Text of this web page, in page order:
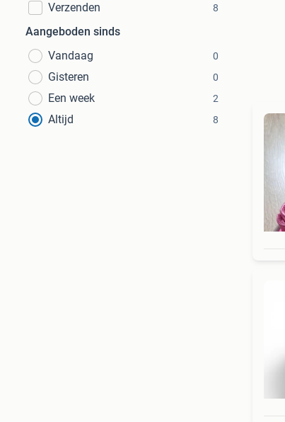
Verzenden 8
Aangeboden sinds
Vandaag
0
Gisteren 0
Een week 2
Altijd 8